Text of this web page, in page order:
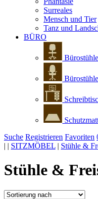
Surreales
Mensch und Tier
Tanz und
BÜRO
Suche Registrieren Favoriten
| | SITZMÖBEL | Stühle &
Stühle &